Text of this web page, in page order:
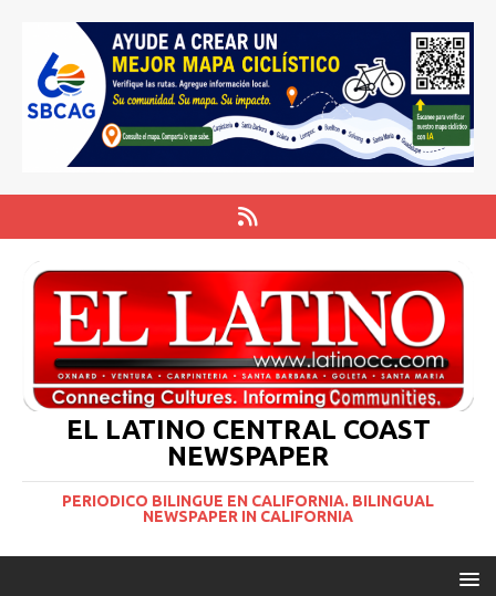
EL LATINO CENTRAL COAST
NEWSPAPER
PERIODICO BILINGUE EN CALIFORNIA. BILINGUAL
NEWSPAPER IN CALIFORNIA